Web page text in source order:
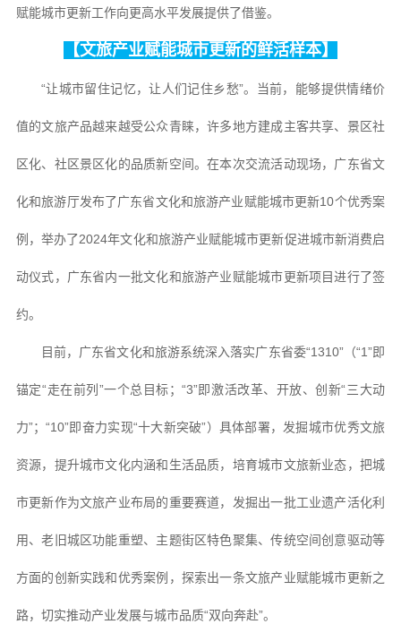
赋能城市更新工作向更高水平发展提供了借鉴。
【文旅产业赋能城市更新的鲜活样本】
“让城市留住记忆，让人们记住乡愁”。当前，能够提供情绪价
值的文旅产品越来越受公众青睐，许多地方建成主客共享、景区社
区化、社区景区化的品质新空间。在本次交流活动现场，广东省文
化和旅游厅发布了广东省文化和旅游产业赋能城市更新10个优秀案
例，举办了2024年文化和旅游产业赋能城市更新促进城市新消费启
动仪式，广东省内一批文化和旅游产业赋能城市更新项目进行了签
约。
目前，广东省文化和旅游系统深入落实广东省委“1310”（“1”即
锚定“走在前列”一个总目标；“3”即激活改革、开放、创新“三大动
力”；“10”即奋力实现“十大新突破”）具体部署，发掘城市优秀文旅
资源，提升城市文化内涵和生活品质，培育城市文旅新业态，把城
市更新作为文旅产业布局的重要赛道，发掘出一批工业遗产活化利
用、老旧城区功能重塑、主题街区特色聚集、传统空间创意驱动等
方面的创新实践和优秀案例，探索出一条文旅产业赋能城市更新之
路，切实推动产业发展与城市品质“双向奔赴”。